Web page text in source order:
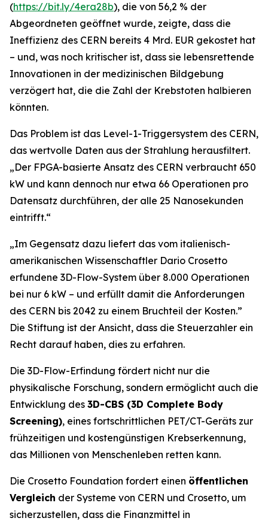
(https://bit.ly/4era28b), die von 56,2 % der
Abgeordneten geöffnet wurde, zeigte, dass die
Ineffizienz des CERN bereits 4 Mrd. EUR gekostet hat
– und, was noch kritischer ist, dass sie lebensrettende
Innovationen in der medizinischen Bildgebung
verzögert hat, die die Zahl der Krebstoten halbieren
könnten.
Das Problem ist das Level-1-Triggersystem des CERN,
das wertvolle Daten aus der Strahlung herausfiltert.
„Der FPGA-basierte Ansatz des CERN verbraucht 650
kW und kann dennoch nur etwa 66 Operationen pro
Datensatz durchführen, der alle 25 Nanosekunden
eintrifft.“
„Im Gegensatz dazu liefert das vom italienisch-
amerikanischen Wissenschaftler Dario Crosetto
erfundene 3D-Flow-System über 8.000 Operationen
bei nur 6 kW – und erfüllt damit die Anforderungen
des CERN bis 2042 zu einem Bruchteil der Kosten.”
Die Stiftung ist der Ansicht, dass die Steuerzahler ein
Recht darauf haben, dies zu erfahren.
Die 3D-Flow-Erfindung fördert nicht nur die
physikalische Forschung, sondern ermöglicht auch die
Entwicklung des 3D-CBS (3D Complete Body
Screening), eines fortschrittlichen PET/CT-Geräts zur
frühzeitigen und kostengünstigen Krebserkennung,
das Millionen von Menschenleben retten kann.
Die Crosetto Foundation fordert einen öffentlichen
Vergleich der Systeme von CERN und Crosetto, um
sicherzustellen, dass die Finanzmittel in